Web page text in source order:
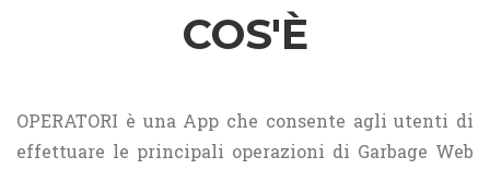
COS'È
OPERATORI è una App che consente agli utenti di
effettuare le principali operazioni di Garbage Web